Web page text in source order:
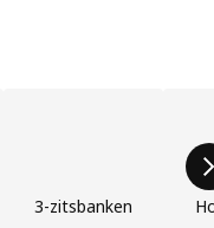
3-zitsbanken